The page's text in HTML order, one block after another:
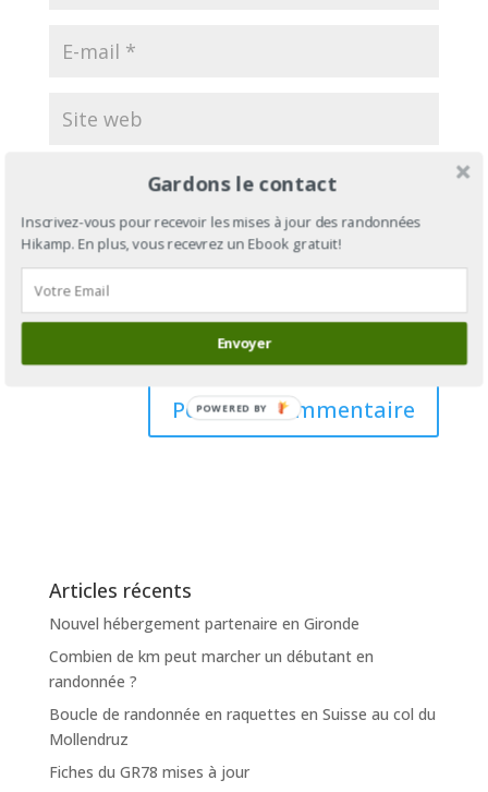
Ce site est protégé par reCAPTCHA et la
, ainsi que lesConditions de service
s’appliquent.
par e-mail.
Prévenez-moi de tous les nouveaux articles par e-
Articles récents
Nouvel hébergement partenaire en Gironde
Combien de km peut marcher un débutant en
randonnée ?
Boucle de randonnée en raquettes en Suisse au col du
Mollendruz
Fiches du GR78 mises à jour
Gardons le contact
Inscrivez-vous pour recevoir les mises à jour des randonnées
Hikamp. En plus, vous recevrez un Ebook gratuit!
Envoyer
POWERED BY